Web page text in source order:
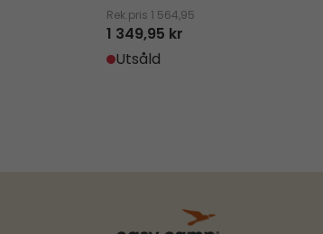
Rek.pris 1 564,95
1 349,95 kr
Utsåld